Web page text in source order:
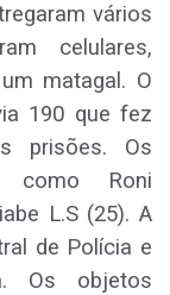
vários
celulares,
matagal. O
190 que fez
prisões. Os
como Roni
L.S (25). A
de Polícia e
Os objetos